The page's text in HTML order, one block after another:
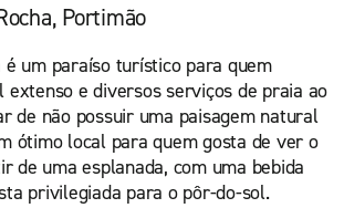
Portimão
é um paraíso turístico para quem
extenso e diversos serviços de praia ao
de não possuir uma paisagem natural
ótimo local para quem gosta de ver o
de uma esplanada, com uma bebida
privilegiada para o pôr-do-sol.